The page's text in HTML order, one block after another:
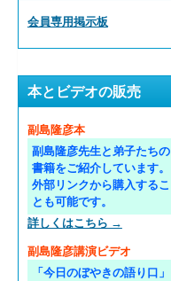
会員専用掲示板
本とビデオの販売
副島隆彦本
副島隆彦先生と弟子たちの
書籍をご紹介しています。
外部リンクから購入するこ
とも可能です。
詳しくはこちら →
副島隆彦講演ビデオ
「今日のぼやきの語り口」